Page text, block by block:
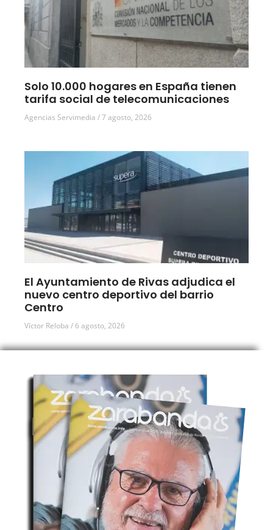
Solo 10.000 hogares en España tienen
tarifa social de telecomunicaciones
Agencias Servimedia 7 agosto, 2026
El Ayuntamiento de Rivas adjudica el
nuevo centro deportivo del barrio
Centro
Víctor Reloba 6 agosto, 2026